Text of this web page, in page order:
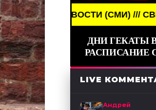
(СМИ) /// СВЕЖИЕ НОВОСТИ ///
ДНИ ГЕКАТЫ
РАСПИСАНИЕ
LIVE
Андрей